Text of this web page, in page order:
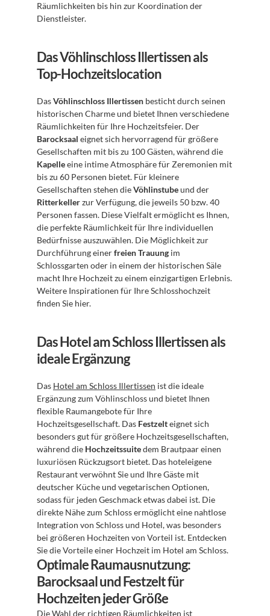
Räumlichkeiten bis hin zur Koordination der
Dienstleister.
Das Vöhlinschloss Illertissen als
Top-Hochzeitslocation
Das Vöhlinschloss Illertissen besticht durch seinen
historischen Charme und bietet Ihnen verschiedene
Barocksaal eignet sich hervorragend für größere
Kapelle eine intime Atmosphäre für Zeremonien mit
bis zu 60 Personen bietet. Für kleinere
Gesellschaften stehen die Vöhlinstube
Ritterkeller zur Verfügung, die jeweils 50 bzw. 40
Personen fassen. Diese Vielfalt ermöglicht es Ihnen,
die perfekte Räumlichkeit für Ihre individuellen
Bedürfnisse auszuwählen. Die Möglichkeit zur
Durchführung einer freien Trauung im
Schlossgarten oder in einem der historischen Säle
macht Ihre Hochzeit zu einem einzigartigen Erlebnis.
Weitere Inspirationen für Ihre Schlosshochzeit
finden Sie hier.
Das Hotel am Schloss Illertissen als
ideale Ergänzung
Das Hotel am Schloss Illertissen ist die ideale
Ergänzung zum Vöhlinschloss und bietet Ihnen
flexible Raumangebote für Ihre
Hochzeitsgesellschaft. Das Festzelt eignet sich
besonders gut für größere Hochzeitsgesellschaften,
während die Hochzeitssuite dem Brautpaar einen
luxuriösen Rückzugsort bietet. Das hoteleigene
Restaurant verwöhnt Sie und Ihre Gäste mit
deutscher Küche und vegetarischen Optionen,
sodass für jeden Geschmack etwas dabei ist. Die
direkte Nähe zum Schloss ermöglicht eine nahtlose
Integration von Schloss und Hotel, was besonders
bei größeren Hochzeiten von Vorteil ist. Entdecken
Sie die Vorteile einer Hochzeit im Hotel am Schloss.
Optimale Raumausnutzung:
Barocksaal und Festzelt für
Hochzeiten jeder Größe
Die Wahl der richtigen Räumlichkeiten ist